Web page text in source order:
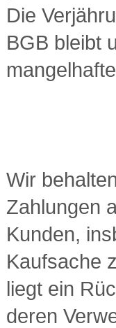
Die
BGB bleibt
Wir
Zahlungen
Kunden,
Kaufsache
liegt ein
deren